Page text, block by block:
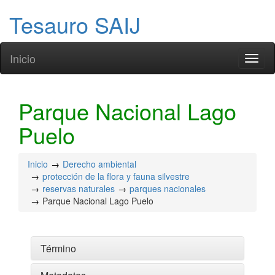
Tesauro SAIJ
Inicio
Parque Nacional Lago
Puelo
Inicio
Derecho ambiental
protección de la flora y fauna silvestre
reservas naturales
parques nacionales
Parque Nacional Lago Puelo
Término